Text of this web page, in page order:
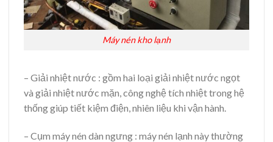
Máy nén kho lạnh
– Giải nhiệt nước : gồm hai loại giải nhiệt nước ngọt
và giải nhiệt nước mặn, công nghệ tích nhiệt trong hệ
thống giúp tiết kiệm điện, nhiên liệu khi vận hành.
– Cụm máy nén dàn ngưng : máy nén lạnh này thường